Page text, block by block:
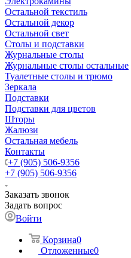
Остальной текстиль
Остальной декор
Остальной свет
Столы и подставки
Журнальные столы
Журнальные столы остальные
Туалетные столы и трюмо
Зеркала
Подставки
Подставки для цветов
Шторы
Жалюзи
Остальная мебель
Контакты
+7 (905) 506-9356
+7 (905) 506-9356
Заказать звонок
Задать вопрос
Войти
Корзина0
Отложенные0